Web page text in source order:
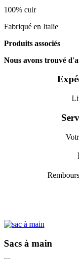
100% cuir
Fabriqué en Italie
Produits associés
Nous avons trouvé
Sacs à main